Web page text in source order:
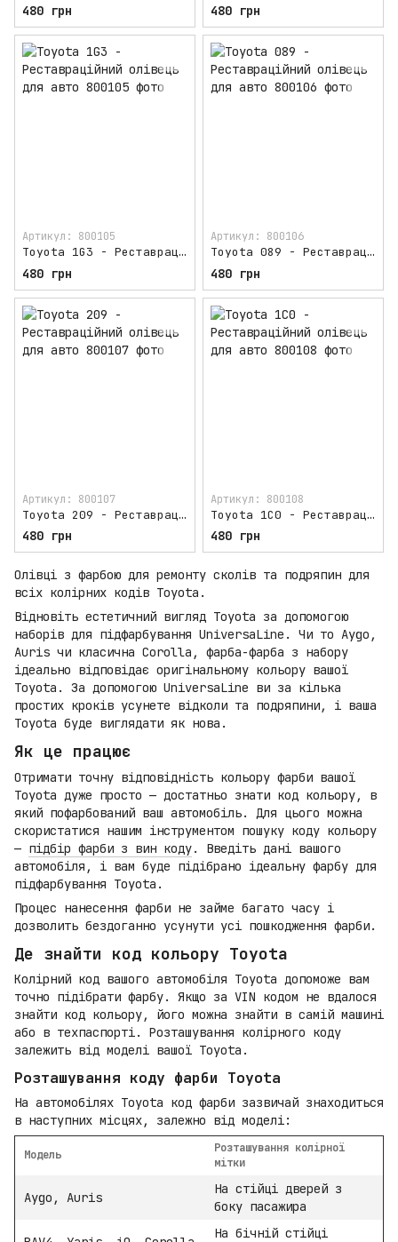
480 грн 480 грн
Артикул: 800105
Toyota 1G3 - Реставраційний олівець для авто
480 грн
Артикул: 800106
Toyota 089 - Реставраційний олівець для авто
480 грн
Артикул: 800107
Toyota 209 - Реставраційний олівець для авто
480 грн
Артикул: 800108
Toyota 1C0 - Реставраційний олівець для авто
480 грн
Олівці з фарбою для ремонту сколів та подряпин для
всіх колірних кодів Toyota.
Відновіть естетичний вигляд Toyota за допомогою
наборів для підфарбування UniversaLine. Чи то Aygo,
Auris чи класична Corolla, фарба-фарба з набору
ідеально відповідає оригінальному кольору вашої
Toyota. За допомогою UniversaLine ви за кілька
простих кроків усунете відколи та подряпини, і ваша
Toyota буде виглядати як нова.
Як це працює
Отримати точну відповідність кольору фарби вашої
Toyota дуже просто — достатньо знати код кольору, в
який пофарбований ваш автомобіль. Для цього можна
скористатися нашим інструментом пошуку коду кольору
— підбір фарби з вин коду. Введіть дані вашого
автомобіля, і вам буде підібрано ідеальну фарбу для
підфарбування Toyota.
Процес нанесення фарби не займе багато часу і
дозволить бездоганно усунути усі пошкодження фарби.
Де знайти код кольору Toyota
Колірний код вашого автомобіля Toyota допоможе вам
точно підібрати фарбу. Якщо за VIN кодом не вдалося
знайти код кольору, його можна знайти в самій машині
або в техпаспорті. Розташування колірного коду
залежить від моделі вашої Toyota.
Розташування коду фарби Toyota
На автомобілях Toyota код фарби зазвичай знаходиться
в наступних місцях, залежно від моделі:
Модель
Розташування колірної
мітки
Aygo, Auris
На стійці дверей з
боку пасажира
На бічній стійці